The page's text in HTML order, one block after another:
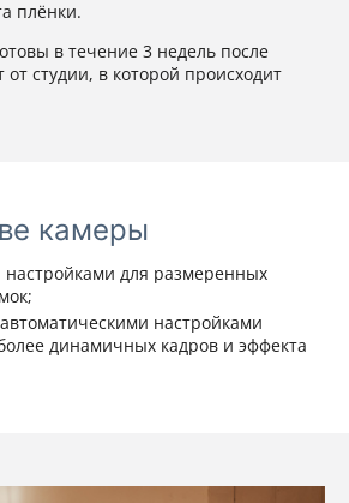
плёнки.
в течение 3 недель после
от студии, в которой происходит
камеры
для размеренных
настройками
динамичных кадров и эффекта